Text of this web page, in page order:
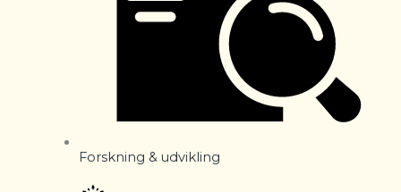
Forskning & udvikling